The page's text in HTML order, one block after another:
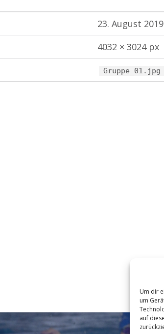
Um dir
um
auf
23. August 2019
4032 × 3024 px
Gruppe_01.jpg